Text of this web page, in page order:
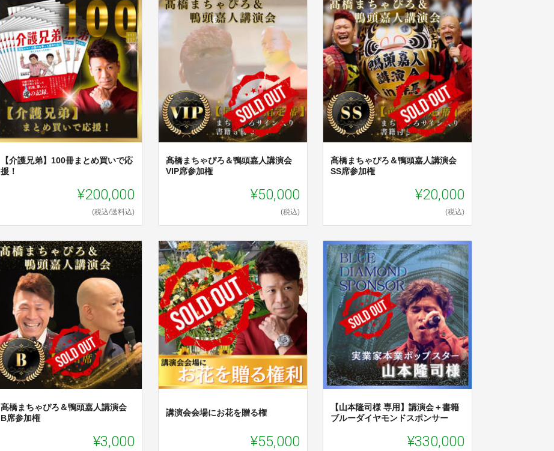
【介護兄弟】100冊まとめ買いで応
援！
¥200,000
(税込/送料込)
髙橋まちゃぴろ＆鴨頭嘉人講演会
VIP席参加権
¥50,000
(税込)
髙橋まちゃぴろ＆鴨頭嘉人講演会
SS席参加権
¥20,000
(税込)
髙橋まちゃぴろ＆鴨頭嘉人講演会
B席参加権
¥3,000
講演会会場にお花を贈る権
¥55,000
【山本隆司様 専用】講演会＋書籍
ブルーダイヤモンドスポンサー
¥330,000